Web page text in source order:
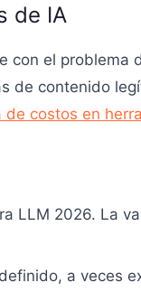
de IA
con el problema
de contenido
de costos en
LLM 2026. La
a veces